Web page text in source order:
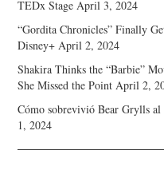
TEDx Stage April 3, 2024
“Gordita Chronicles” Finally
Disney+ April 2, 2024
Shakira Thinks the “Barbie”
She Missed the Point April 2,
Cómo sobrevivió Bear Grylls
1, 2024